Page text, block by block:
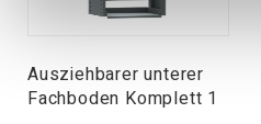
Ausziehbarer unterer
Fachboden Komplett 1